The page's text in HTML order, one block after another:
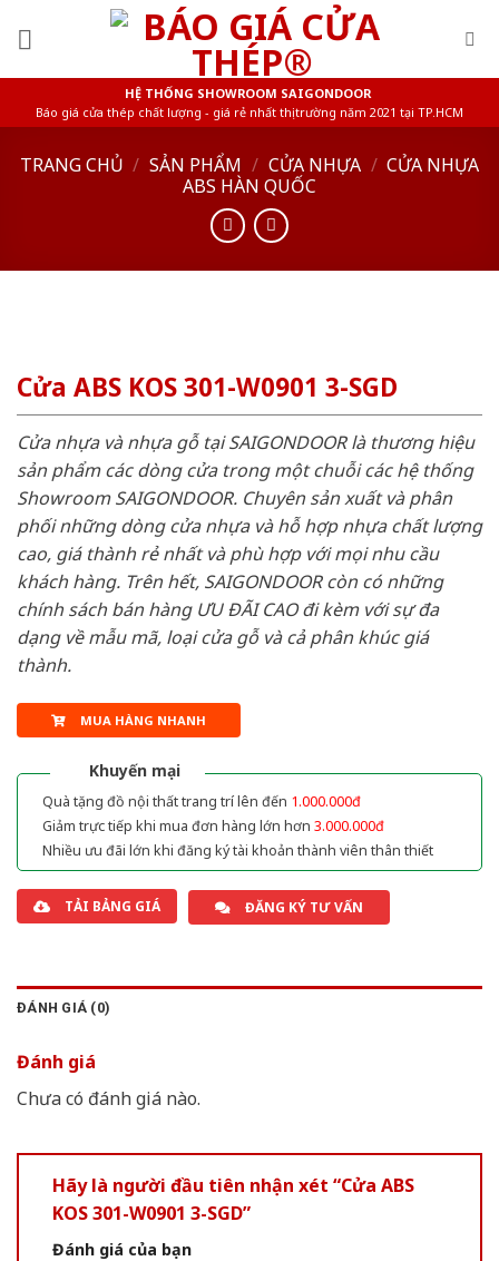
HỆ THỐNG SHOWROOM SAIGONDOOR
Báo giá cửa thép chất lượng - giá rẻ nhất thị trường năm 2021 tại TP.HCM
TRANG CHỦ / SẢN PHẨM / CỬA NHỰA / CỬA NHỰA
ABS HÀN QUỐC
Cửa ABS KOS 301-W0901 3-SGD
Cửa nhựa và nhựa gỗ tại SAIGONDOOR là thương hiệu
sản phẩm các dòng cửa trong một chuỗi các hệ thống
Showroom SAIGONDOOR. Chuyên sản xuất và phân
phối những dòng cửa nhựa và hỗ hợp nhựa chất lượng
cao, giá thành rẻ nhất và phù hợp với mọi nhu cầu
khách hàng. Trên hết, SAIGONDOOR còn có những
chính sách bán hàng ƯU ĐÃI CAO đi kèm với sự đa
dạng về mẫu mã, loại cửa gỗ và cả phân khúc giá
thành.
MUA HÀNG NHANH
Khuyến mại
Quà tặng đồ nội thất trang trí lên đến 1.000.000đ
Giảm trực tiếp khi mua đơn hàng lớn hơn 3.000.000đ
Nhiều ưu đãi lớn khi đăng ký tài khoản thành viên thân thiết
TẢI BẢNG GIÁ ĐĂNG KÝ TƯ VẤN
ĐÁNH GIÁ (0)
Đánh giá
Chưa có đánh giá nào.
Hãy là người đầu tiên nhận xét “Cửa ABS
KOS 301-W0901 3-SGD”
Đánh giá của bạn